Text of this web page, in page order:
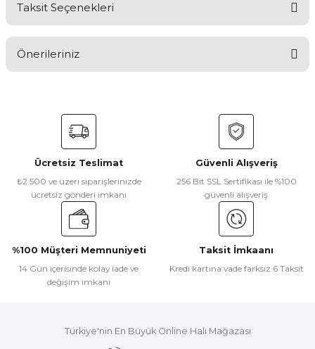
Yorum Yaz
Taksit Seçenekleri
Önerileriniz
konularda yetersiz gördüğünüz noktaları öneri formunu
kullanarak tarafımıza iletebilirsiniz.
Görüş ve önerileriniz için teşekkür ederiz.
Ürün resmi kalitesiz, bozuk veya görüntülenemiyor.
Ürün açıklamasında eksik bilgiler bulunuyor.
Ürün bilgilerinde hatalar bulunuyor.
Ürün fiyatı diğer sitelerden daha pahalı.
Ücretsiz Teslimat
₺2.500 ve üzeri siparişlerinizde
ücretsiz gönderi imkanı
Güvenli Alışveriş
256 Bit SSL Sertifikası ile %100
güvenli alışveriş
%100 Müşteri Memnuniyeti
14 Gün içerisinde kolay iade ve
değişim imkanı
Taksit İmkaanı
Kredi kartına vade farksız 6 Taksit
Türkiye'nin En Büyük Online Halı Mağazası